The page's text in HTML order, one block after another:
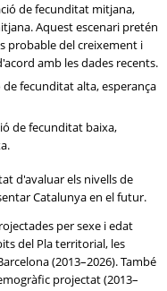
de fecunditat mitjana,
Aquest escenari pretén
probable del creixement i
amb les dades recents.
fecunditat alta, esperança
de fecunditat baixa,
d'avaluar els nivells de
Catalunya en el futur.
per sexe i edat
del Pla territorial, les
(2013–2026). També
projectat (2013–